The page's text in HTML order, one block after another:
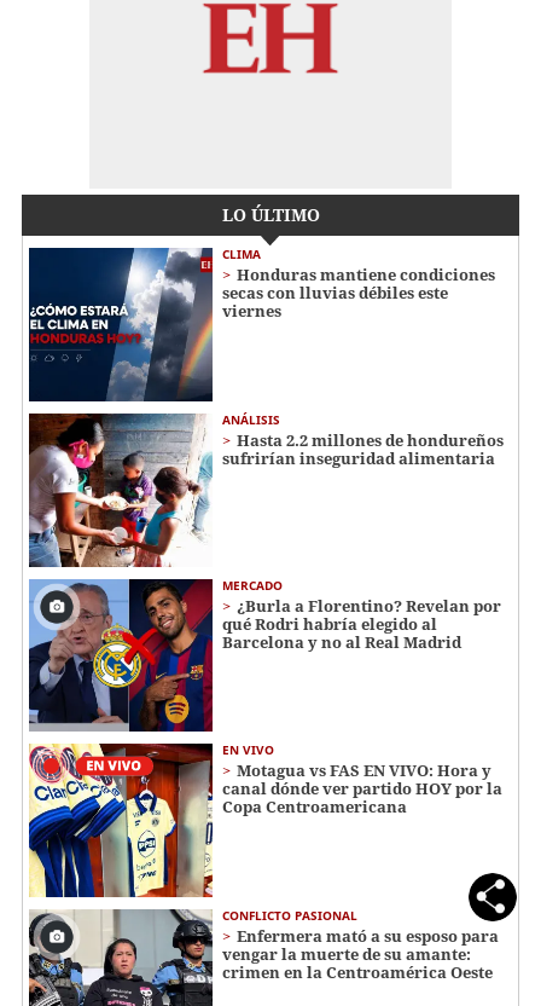
LO ÚLTIMO
CLIMA
Honduras mantiene condiciones
secas con lluvias débiles este
viernes
ANÁLISIS
Hasta 2.2 millones de hondureños
sufrirían inseguridad alimentaria
MERCADO
¿Burla a Florentino? Revelan por
qué Rodri habría elegido al
Barcelona y no al Real Madrid
EN VIVO
Motagua vs FAS EN VIVO: Hora y
canal dónde ver partido HOY por la
Copa Centroamericana
CONFLICTO PASIONAL
Enfermera mató a su esposo para
vengar la muerte de su amante:
crimen en la Centroamérica Oeste